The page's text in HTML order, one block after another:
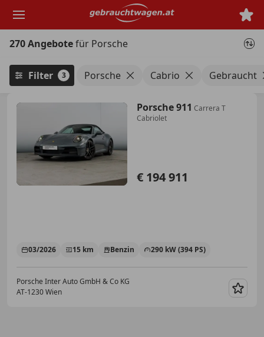
Hauptinhalt
270 Angebotefür Porsche
Filter 3 Porsche Cabrio Gebraucht
Porsche 911 Carrera T
Cabriolet
€ 194 911
03/2026 15 km Benzin 290 kW (394 PS)
Porsche Inter Auto GmbH & Co KG
AT-1230 Wien